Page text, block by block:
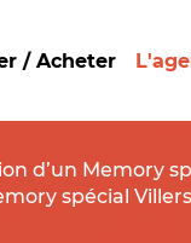
/ Acheter
d’un Memory
spécial